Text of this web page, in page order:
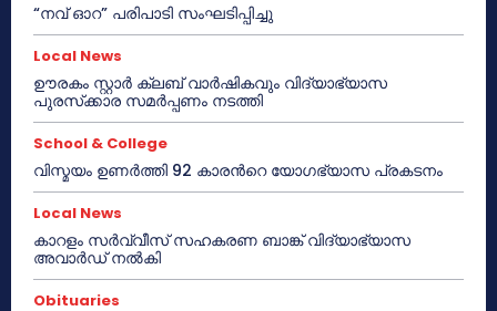
“നവ് ഓറ” പരിപാടി സംഘടിപ്പിച്ചു
Local News
ഊരകം സ്റ്റാർ ക്ലബ് വാർഷികവും വിദ്യാഭ്യാസ
പുരസ്‌ക്കാര സമർപ്പണം നടത്തി
School & College
വിസ്മയം ഉണർത്തി 92 കാരൻറെ യോഗഭ്യാസ പ്രകടനം
Local News
കാറളം സർവ്വീസ് സഹകരണ ബാങ്ക് വിദ്യാഭ്യാസ
അവാർഡ് നൽകി
Obituaries